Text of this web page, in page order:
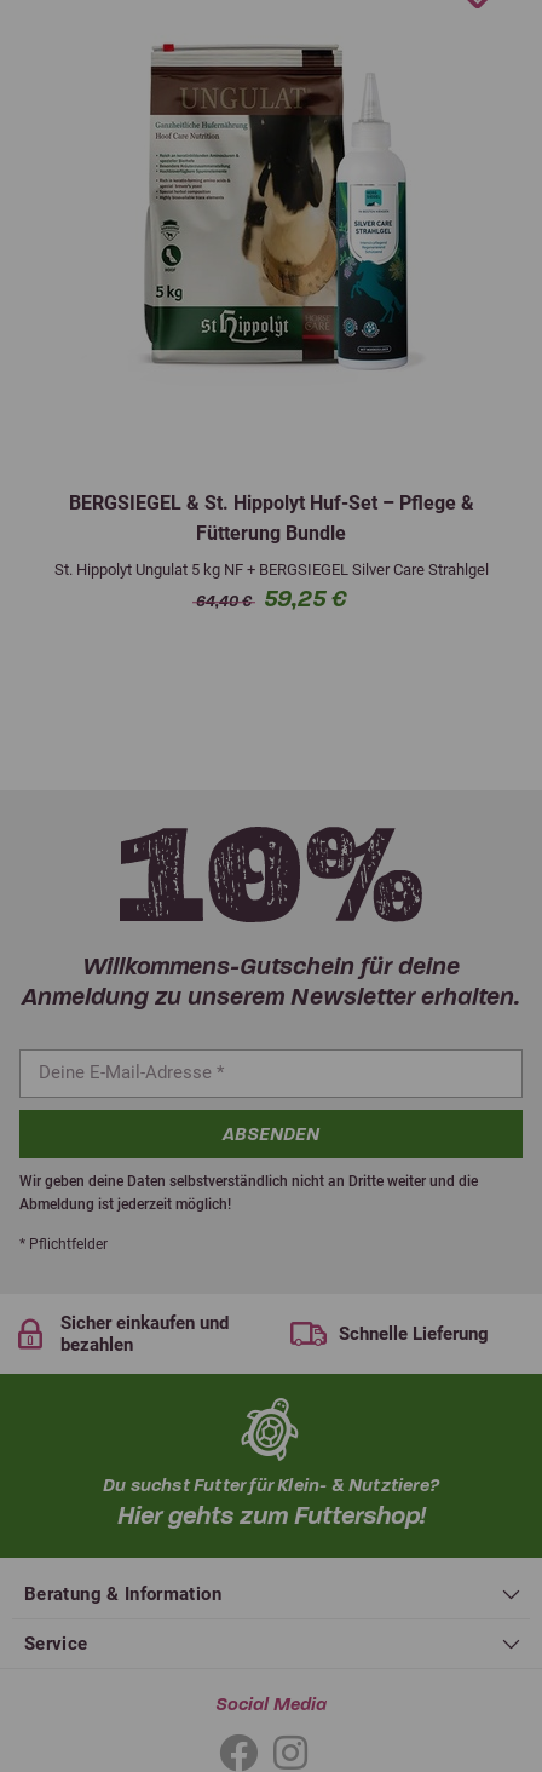
BERGSIEGEL & St. Hippolyt Huf-Set – Pflege &
Fütterung Bundle
St. Hippolyt Ungulat 5 kg NF + BERGSIEGEL Silver Care Strahlgel
64,40 € 59,25 €
Willkommens-Gutschein für deine
Anmeldung zu unserem Newsletter erhalten.
ABSENDEN
Wir geben deine Daten selbstverständlich nicht an Dritte weiter und die
Abmeldung ist jederzeit möglich!
* Pflichtfelder
Sicher einkaufen und
bezahlen
Schnelle Lieferung
Du suchst Futter für Klein- & Nutztiere?
Hier gehts zum Futtershop!
Beratung & Information
Service
Social Media